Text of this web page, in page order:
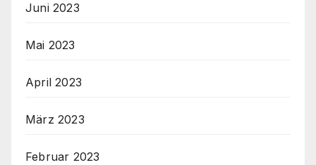
Juni 2023
Mai 2023
April 2023
März 2023
Februar 2023